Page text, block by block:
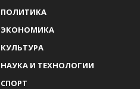
ПОЛИТИКА
ЭКОНОМИКА
КУЛЬТУРА
НАУКА И ТЕХНОЛОГИИ
СПОРТ